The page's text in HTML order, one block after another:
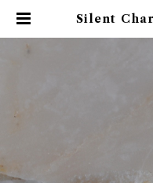
Silent